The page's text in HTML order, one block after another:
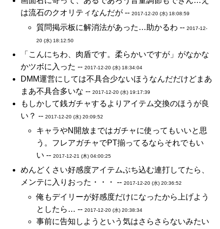
は流石のクオリティなんだが -- 2017-12-20 (水) 18:08:59
質問掲示板に解消法があった…助かるわ -- 2017-12-
20 (水) 18:12:50
「こんにちわ、肉盾です。柔らかいですが」がなかな
かツボに入った -- 2017-12-20 (水) 18:34:04
DMM運営にしては不具合少ないほうなんだだけどまあ
まあ不具合多いな -- 2017-12-20 (水) 19:17:39
もしかして銭ガチャするよりアイテム交換のほうが良
い？ -- 2017-12-20 (水) 20:09:52
キャラやN開放まではガチャに使ってもいいと思
う。フレアガチャでPT揃ってるならそれでもい
い -- 2017-12-21 (木) 04:00:25
めんどくさい好感度アイテムぶち込む連打してたら、
メンテに入りおった・・・ -- 2017-12-20 (水) 20:36:52
俺もデイリーが好感度だけになったから上げよう
としたら… -- 2017-12-20 (水) 20:38:34
事前に告知しようという気はさらさらないみたい